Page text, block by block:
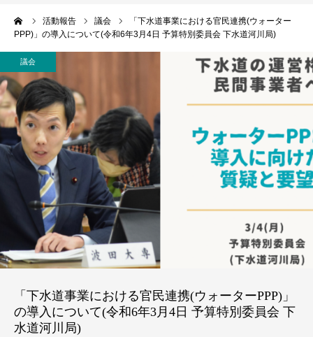
活動報告 議会
「下水道事業における官民連携(ウォーター
PPP)」の導入について(令和6年3月4日 予算特別委員会 下水道河川局)
議会
「下水道事業における官民連携(ウォーターPPP)」
の導入について(令和6年3月4日 予算特別委員会 下
水道河川局)
応援する
個人献金